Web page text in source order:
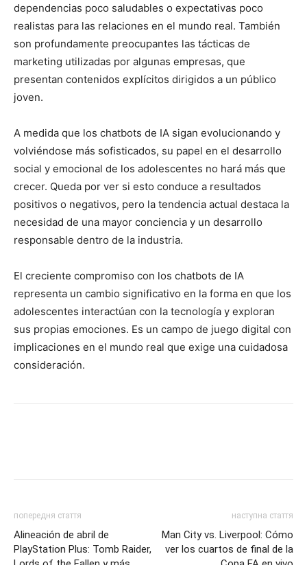
dependencias poco saludables o expectativas poco
realistas para las relaciones en el mundo real. También
son profundamente preocupantes las tácticas de
marketing utilizadas por algunas empresas, que
presentan contenidos explícitos dirigidos a un público
joven.
A medida que los chatbots de IA sigan evolucionando y
volviéndose más sofisticados, su papel en el desarrollo
social y emocional de los adolescentes no hará más que
crecer. Queda por ver si esto conduce a resultados
positivos o negativos, pero la tendencia actual destaca la
necesidad de una mayor conciencia y un desarrollo
responsable dentro de la industria.
El creciente compromiso con los chatbots de IA
representa un cambio significativo en la forma en que los
adolescentes interactúan con la tecnología y exploran
sus propias emociones. Es un campo de juego digital con
implicaciones en el mundo real que exige una cuidadosa
consideración.
попередня стаття
Alineación de abril de
PlayStation Plus: Tomb Raider,
наступна стаття
Man City vs. Liverpool: Cómo
ver los cuartos de final de la